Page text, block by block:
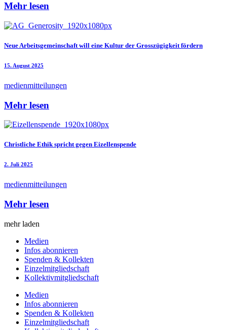
Mehr lesen
Neue Arbeitsgemeinschaft will eine Kultur der Grosszügigkeit fördern
15. August 2025
medienmitteilungen
Mehr lesen
Christliche Ethik spricht gegen Eizellenspende
2. Juli 2025
medienmitteilungen
Mehr lesen
mehr laden
Medien
Infos abonnieren
Spenden & Kollekten
Einzelmitgliedschaft
Kollektivmitgliedschaft
Medien
Infos abonnieren
Spenden & Kollekten
Einzelmitgliedschaft